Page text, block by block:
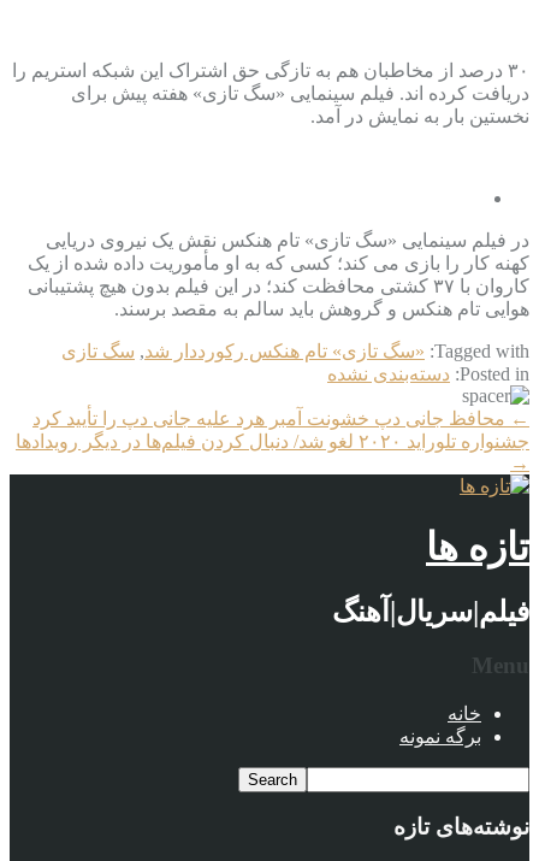
۳۰ درصد از مخاطبان هم به تازگی حق اشتراک این شبکه استریم را
دریافت کرده اند. فیلم سینمایی «سگ تازی» هفته پیش برای
نخستین بار به نمایش در آمد.
در فیلم سینمایی «سگ تازی» تام هنکس نقش یک نیروی دریایی
کهنه کار را بازی می کند؛ کسی که به او مأموریت داده شده از یک
کاروان با ۳۷ کشتی محافظت کند؛ در این فیلم بدون هیچ پشتیبانی
هوایی تام هنکس و گروهش باید سالم به مقصد برسند.
Tagged with: «سگ تازی» تام هنکس رکورددار شد, سگ تازی
Posted in: دسته‌بندی نشده
More
Articles
← محافظ جانی دپ خشونت آمبر هرد علیه جانی دپ را تأیید کرد
جشنواره تلوراید ۲۰۲۰ لغو شد/ دنبال کردن فیلم‌ها در دیگر رویدادها
→
تازه ها
فیلم|سریال|آهنگ
Menu
خانه
برگه نمونه
نوشته‌های تازه